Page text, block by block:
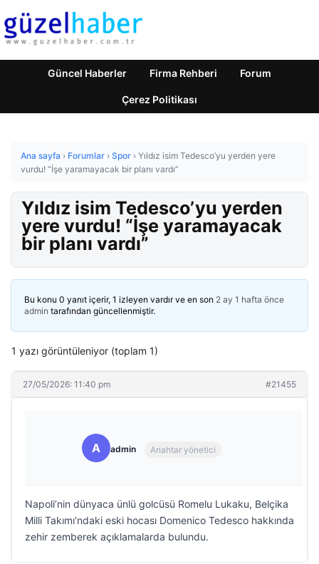
Güncel Haberler Firma Rehberi Forum
Çerez Politikası
Ana sayfa › Forumlar › Spor › Yıldız isim Tedesco’yu yerden yere
vurdu! “İşe yaramayacak bir planı vardı”
Yıldız isim Tedesco’yu yerden
yere vurdu! “İşe yaramayacak
bir planı vardı”
Bu konu 0 yanıt içerir, 1 izleyen vardır ve en son 2 ay 1 hafta önce
admin tarafından güncellenmiştir.
1 yazı görüntüleniyor (toplam 1)
27/05/2026: 11:40 pm #21455
A admin Anahtar yönetici
Napoli’nin dünyaca ünlü golcüsü Romelu Lukaku, Belçika
Milli Takımı’ndaki eski hocası Domenico Tedesco hakkında
zehir zemberek açıklamalarda bulundu.